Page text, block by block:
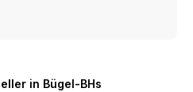
in Bügel-BHs